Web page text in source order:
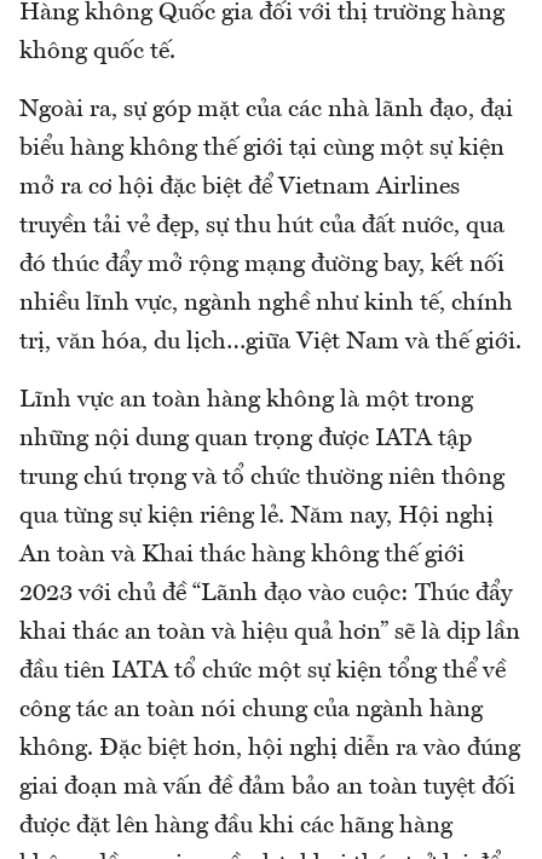
Hàng không Quốc gia đối với thị trường hàng
không quốc tế.
Ngoài ra, sự góp mặt của các nhà lãnh đạo, đại
biểu hàng không thế giới tại cùng một sự kiện
mở ra cơ hội đặc biệt để Vietnam Airlines
truyền tải vẻ đẹp, sự thu hút của đất nước, qua
đó thúc đẩy mở rộng mạng đường bay, kết nối
nhiều lĩnh vực, ngành nghề như kinh tế, chính
trị, văn hóa, du lịch…giữa Việt Nam và thế giới.
Lĩnh vực an toàn hàng không là một trong
những nội dung quan trọng được IATA tập
trung chú trọng và tổ chức thường niên thông
qua từng sự kiện riêng lẻ. Năm nay, Hội nghị
An toàn và Khai thác hàng không thế giới
2023 với chủ đề “Lãnh đạo vào cuộc: Thúc đẩy
khai thác an toàn và hiệu quả hơn” sẽ là dịp lần
đầu tiên IATA tổ chức một sự kiện tổng thể về
công tác an toàn nói chung của ngành hàng
không. Đặc biệt hơn, hội nghị diễn ra vào đúng
giai đoạn mà vấn đề đảm bảo an toàn tuyệt đối
được đặt lên hàng đầu khi các hãng hàng